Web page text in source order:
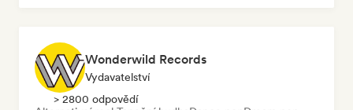
Wonderwild Records
Vydavatelství
> 2800 odpovědí